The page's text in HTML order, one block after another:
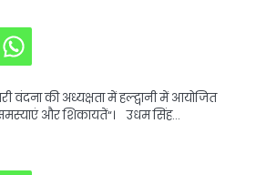
वंदना की अध्यक्षता में हल्द्वानी में आयोजित
और शिकायतें“। उधम सिंह…